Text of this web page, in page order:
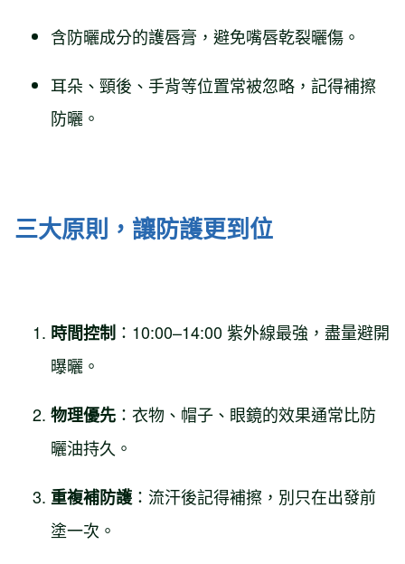
含防曬成分的護唇膏，避免嘴唇乾裂曬傷。
耳朵、頸後、手背等位置常被忽略，記得補擦
防曬。
三大原則，讓防護更到位
時間控制 ：10:00–14:00 紫外線最強，盡量避開
曝曬。
物理優先 ：衣物、帽子、眼鏡的效果通常比防
曬油持久。
重複補防護 ：流汗後記得補擦，別只在出發前
塗一次。